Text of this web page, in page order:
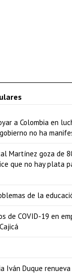
a Colombia en
no ha
Martínez goza de
que no hay plata
de la
de COVID-19 en
Iván Duque